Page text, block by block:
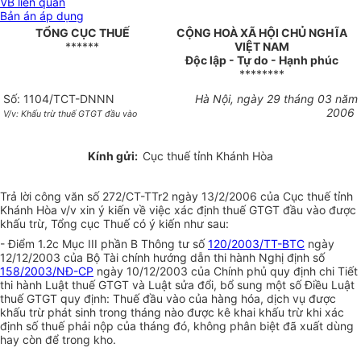
Bản án áp dụng
TỔNG CỤC THUẾ
******
CỘNG HOÀ XÃ HỘI CHỦ NGHĨA
VIỆT NAM
Độc lập - Tự do - Hạnh phúc
********
Số: 1104/TCT-DNNN
V/v: Khấu trừ thuế GTGT đầu vào
Hà Nội, ngày 29 tháng 03 năm
2006
Kính gửi: Cục thuế tỉnh Khánh Hòa
Trả lời công văn số 272/CT-TTr2 ngày 13/2/2006 của Cục thuế tỉnh
Khánh Hòa v/v xin ý kiến về việc xác định thuế GTGT đầu vào được
khấu trừ, Tổng cục Thuế có ý kiến như sau:
- Điểm 1.2c Mục III phần B Thông tư số120/2003/TT-BTC ngày
12/12/2003 của Bộ Tài chính hướng dẫn thi hành Nghị định số
158/2003/NĐ-CP ngày 10/12/2003 của Chính phủ quy định chi Tiết
thi hành Luật thuế GTGT và Luật sửa đổi, bổ sung một số Điều Luật
thuế GTGT quy định: Thuế đầu vào của hàng hóa, dịch vụ được
khấu trừ phát sinh trong tháng nào được kê khai khấu trừ khi xác
định số thuế phải nộp của tháng đó, không phân biệt đã xuất dùng
hay còn để trong kho.